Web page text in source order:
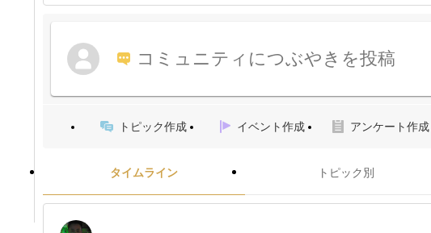
コミュニティにつぶやきを投稿
トピック作成 イベント作成 アンケート作成
タイムライン トピック別